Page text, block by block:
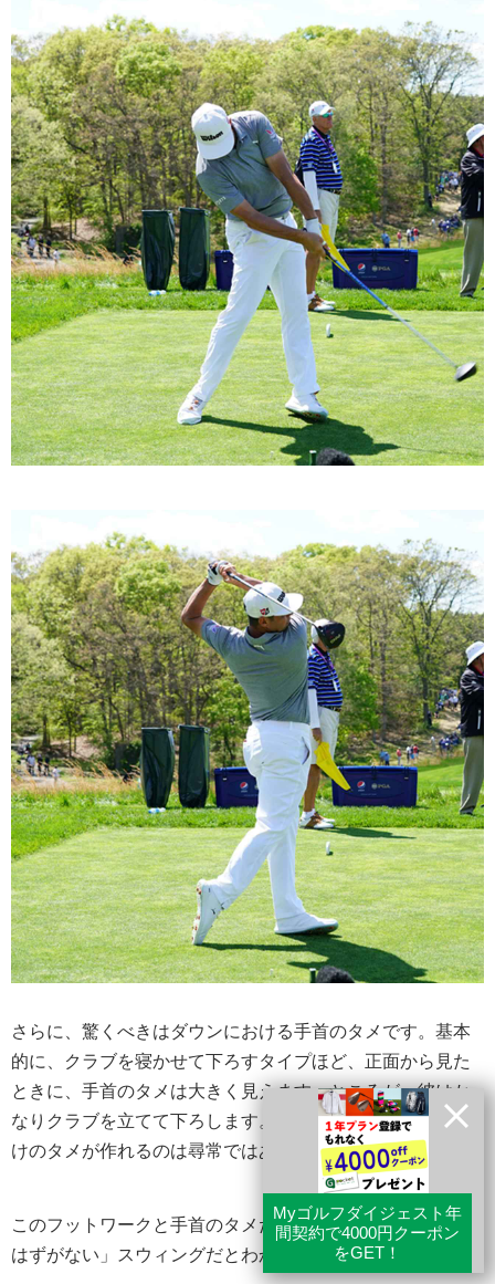
さらに、驚くべきはダウンにおける手首のタメです。基本
的に、クラブを寝かせて下ろすタイプほど、正面から見た
ときに、手首のタメは大きく見えます。ところが、彼はか
なりクラブを立てて下ろします。にもかかわらず、これだ
けのタメが作れるのは尋常ではありません。
このフットワークと手首のタメだけを見ても、「飛ばない
はずがない」スウィングだとわかるのです。